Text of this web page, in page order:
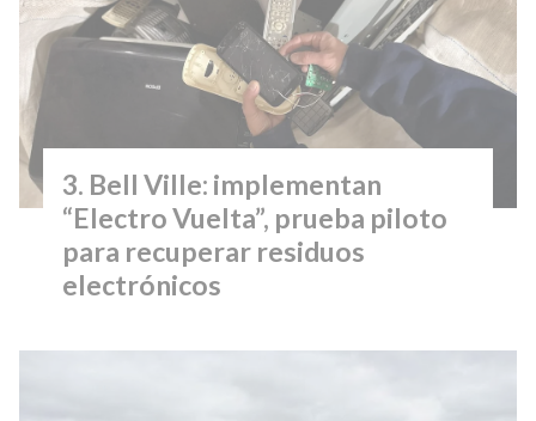
Bell Ville: implementan
“Electro Vuelta”, prueba piloto
para recuperar residuos
electrónicos